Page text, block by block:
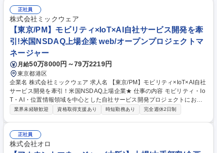
といった最上流工程から、設計・開発・テスト・リリース・導入の下流工
程まで、すべてのプロセスのマネジメントをお任せします。 ■各メンバー
の得意分野を活かし、モチベーション管理も担いつつプロジェクトを推進
いただければと思います。 募集職種 ★【東京都/プロジェクトマネージャ
ー】プライム上場企業/福利厚生充実
正社員
株式会社ミックウェア
【東京/PM】モビリティ×IoT×AI自社サービス開発を牽
引!米国NSDAQ上場企業 web/オープンプロジェクトマ
ネージャー
月給50万8000円～79万2219円
東京都港区
企業名 株式会社ミックウェア 求人名 【東京/PM】モビリティ×IoT×AI自社
サービス開発を牽引！米国NSDAQ上場企業★ 仕事の内容 モビリティ・Io
T・AI・位置情報領域を中心とした自社サービス開発プロジェクトにおい
て、企画・要件定義から運用改善までプロジェクトマネジメント全般をお
ウド構成検討支援■顧客折衝/リスク管理など 【仕事の魅力】モビリティ・
IoT・AI・位置情報領域における自社サービス開発を、企画段階から一貫
業界未経験歓迎 資格取得支援あり 時短勤務あり 完全週休2日制
正社員
株式会社オロ